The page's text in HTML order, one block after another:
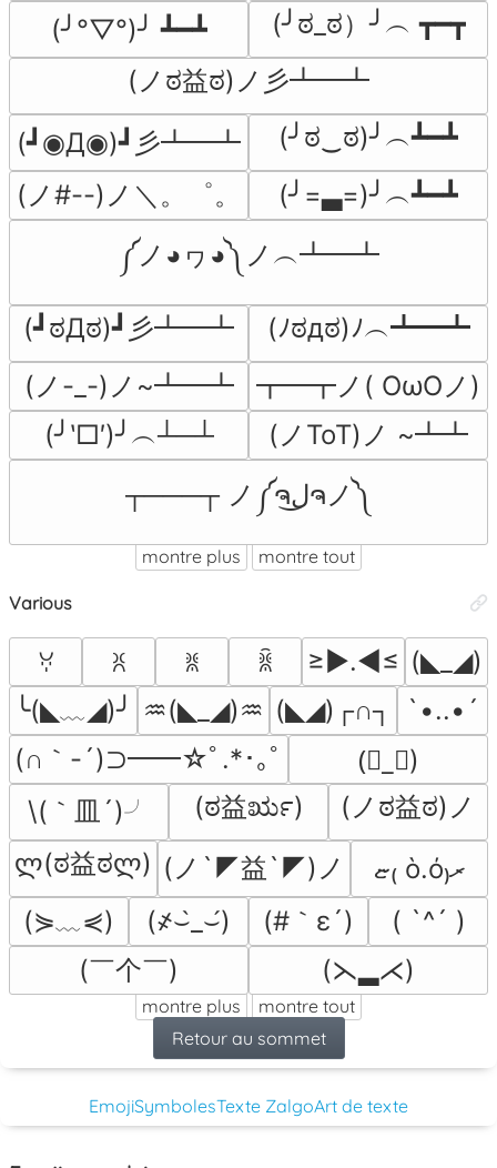
(╯°▽°)╯ ┻━┻
(╯ಠ_ಠ）╯︵ ┳━┳
(ノಠ益ಠ)ノ彡┻━┻
(┛◉Д◉)┛彡┻━┻
(╯ಠ‿ಠ)╯︵┻━┻
(ノ#--)ノ＼。゜。
(╯=▃=)╯︵┻━┻
༼ノ◕ヮ◕༽ノ︵┻━┻
(┛ಠДಠ)┛彡┻━┻
(ﾉಠдಠ)ﾉ︵┻━┻
(ノ-_-)ノ~┻━┻
┳━┳ノ( OωOノ)
(╯‵□′)╯︵┴─┴
(ノToT)ノ ~┻┻
┬───┬ ノ༼ຈل͜ຈノ༽
montre plus montre tout
Various
ꃼ ꐦ ꐡ ꐠ ≥►.◄≤ (◣_◢)
╰(◣﹏◢)╯ ♒(◣_◢)♒ (◣◢)┌∩┐
`•..•´
(∩｀-´)⊃━━☆ﾟ.*･｡ﾟ
(॓_॔)
\(｀皿´)╯
(ಠ益ರೃ)
(ノಠ益ಠ)ノ
ლ(ಠ益ಠლ) (ノ`◤益`◤)ノ
ޏ₍ ὸ.ό₎ރ
(⋟﹏⋞)
(҂⌣̀_⌣́) (#｀ε´)
( `^´ )
(￣个￣)
(⋋▂⋌)
montre plus
montre tout
Retour au sommet
EmojiSymbolesTexte ZalgoArt de texte